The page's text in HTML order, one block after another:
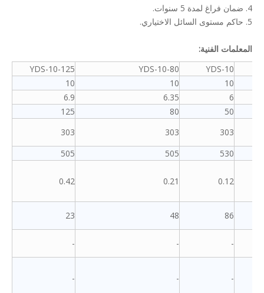
4. ضمان فراغ لمدة 5 سنوات.
5. حاكم مستوى السائل الاختياري.
المعلمات الفنية:
YDS-10
YDS-10-80
YDS-10-125
10
10
10
6
6.35
6.9
50
80
125
303
303
303
530
505
505
0.12
0.21
0.42
86
48
23
-
-
-
-
-
-